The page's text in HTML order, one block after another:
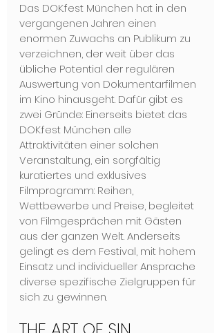
Das DOK.fest München hat in den
vergangenen Jahren einen
enormen Zuwachs an Publikum zu
verzeichnen, der weit über das
übliche Potential der regulären
Auswer­tung von Dokumentarfilmen
im Kino hinausgeht. Dafür gibt es
zwei Gründe: Einer­seits bietet das
DOK.fest München alle
Attraktivitäten einer solchen
Veranstaltung, ein sorgfältig
kuratiertes und exklusives
Filmprogramm: Reihen,
Wettbewerbe und Preise, begleitet
von Filmgesprächen mit Gästen
aus der ganzen Welt. Anderseits
gelingt es dem Festi­val, mit hohem
Einsatz und individueller Ansprache
diverse spezifische Zielgruppen für
sich zu gewinnen.